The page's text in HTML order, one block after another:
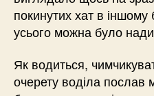
покинутих хат в іншому
усього можна було
Як водиться,
очерету воділа послав